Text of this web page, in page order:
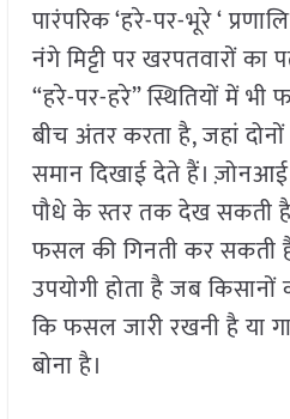
पारंपरिक ‘हरे-पर-भूरे ‘
नंगे मिट्टी पर खरपतवारों
“हरे-पर-हरे” स्थितियों में
बीच अंतर करता है, जहां
समान दिखाई देते हैं।
पौधे के स्तर तक देख सकती
फसल की गिनती कर सकती
उपयोगी होता है जब
कि फसल जारी रखनी है या
बोना है।